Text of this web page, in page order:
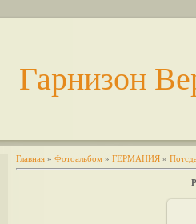
Гарнизон
Главная » Фотоальбом » ГЕРМАНИЯ »